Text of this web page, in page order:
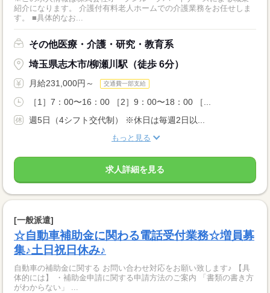
紹介になります。 介護付有料老人ホームでの介護業務をお任せしま
す。 ■具体的なお...
その他医療・介護・研究・教育系
埼玉県志木市/柳瀬川駅（徒歩 6分）
月給231,000円～ 交通費一部支給
［1］7：00〜16：00 ［2］9：00〜18：00 ［...
週5日（4シフト交代制） ※休日は毎週2日以...
もっと見る
求人詳細を見る
[一般派遣]
☆自動車補助金に関わる電話受付業務☆増員募
集♪土日祝日休み♪
自動車の補助金に関する お問い合わせ対応をお願い致します♪ 【具
体的には】 ・補助金申請に関する申請方法のご案内 「書類の書き方
がわからない」 ...